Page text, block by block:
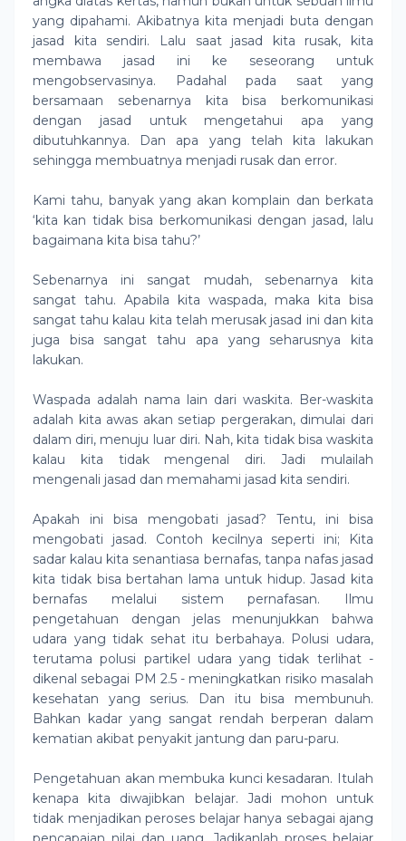
yang dipahami. Akibatnya kita menjadi buta dengan
jasad kita sendiri. Lalu saat jasad kita rusak, kita
membawa jasad ini ke seseorang untuk
mengobservasinya. Padahal pada saat yang
bersamaan sebenarnya kita bisa berkomunikasi
dengan jasad untuk mengetahui apa yang
dibutuhkannya. Dan apa yang telah kita lakukan
sehingga membuatnya menjadi rusak dan error.
Kami tahu, banyak yang akan komplain dan berkata
‘kita kan tidak bisa berkomunikasi dengan jasad, lalu
bagaimana kita bisa tahu?’
Sebenarnya ini sangat mudah, sebenarnya kita
sangat tahu. Apabila kita waspada, maka kita bisa
sangat tahu kalau kita telah merusak jasad ini dan kita
juga bisa sangat tahu apa yang seharusnya kita
lakukan.
Waspada adalah nama lain dari waskita. Ber-waskita
adalah kita awas akan setiap pergerakan, dimulai dari
dalam diri, menuju luar diri. Nah, kita tidak bisa waskita
kalau kita tidak mengenal diri. Jadi mulailah
mengenali jasad dan memahami jasad kita sendiri.
Apakah ini bisa mengobati jasad? Tentu, ini bisa
mengobati jasad. Contoh kecilnya seperti ini; Kita
sadar kalau kita senantiasa bernafas, tanpa nafas jasad
kita tidak bisa bertahan lama untuk hidup. Jasad kita
bernafas melalui sistem pernafasan. Ilmu
pengetahuan dengan jelas menunjukkan bahwa
udara yang tidak sehat itu berbahaya. Polusi udara,
terutama polusi partikel udara yang tidak terlihat -
dikenal sebagai PM 2.5 - meningkatkan risiko masalah
kesehatan yang serius. Dan itu bisa membunuh.
Bahkan kadar yang sangat rendah berperan dalam
kematian akibat penyakit jantung dan paru-paru.
Pengetahuan akan membuka kunci kesadaran. Itulah
kenapa kita diwajibkan belajar. Jadi mohon untuk
tidak menjadikan peroses belajar hanya sebagai ajang